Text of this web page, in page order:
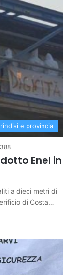
e provincia
388
Enel in
a dieci metri di
di Costa…